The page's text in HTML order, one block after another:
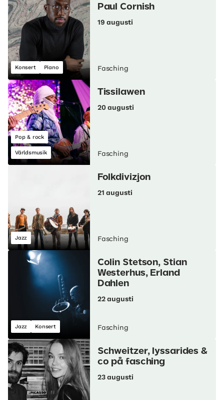
Konsert Piano
Paul Cornish
19 augusti
Fasching
Pop & rock
Världsmusik
Tissilawen
20 augusti
Fasching
Jazz
Folkdivizjon
21 augusti
Fasching
Jazz Konsert
Colin Stetson, Stian
Westerhus, Erland
Dahlen
22 augusti
Fasching
Schweitzer, lyssarides &
co på fasching
23 augusti